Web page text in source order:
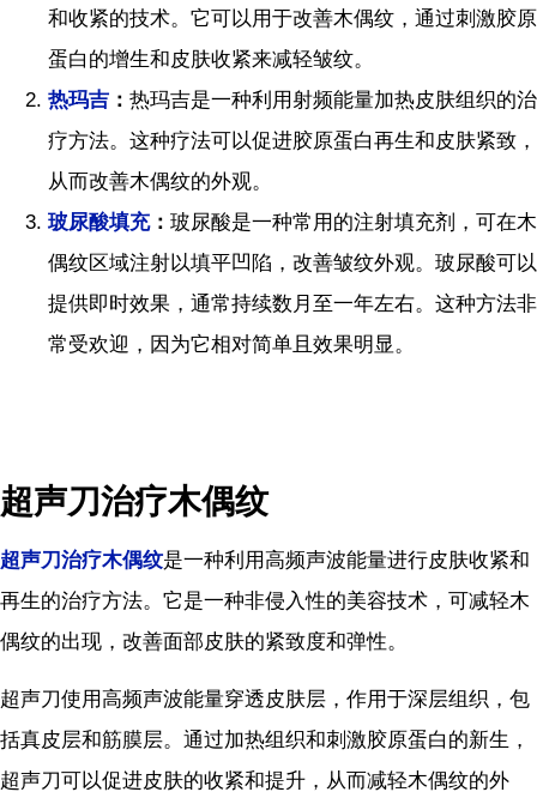
和收紧的技术。它可以用于改善木偶纹，通过刺激胶原
蛋白的增生和皮肤收紧来减轻皱纹。
热玛吉 ： 热玛吉是一种利用射频能量加热皮肤组织的治
疗方法。这种疗法可以促进胶原蛋白再生和皮肤紧致，
从而改善木偶纹的外观。
玻尿酸填充： 玻尿酸是一种常用的注射填充剂，可在木
偶纹区域注射以填平凹陷，改善皱纹外观。玻尿酸可以
提供即时效果，通常持续数月至一年左右。这种方法非
常受欢迎，因为它相对简单且效果明显。
超声刀治疗木偶纹
超声刀治疗木偶纹是一种利用高频声波能量进行皮肤收紧和
再生的治疗方法。它是一种非侵入性的美容技术，可减轻木
偶纹的出现，改善面部皮肤的紧致度和弹性。
超声刀使用高频声波能量穿透皮肤层，作用于深层组织，包
括真皮层和筋膜层。通过加热组织和刺激胶原蛋白的新生，
超声刀可以促进皮肤的收紧和提升，从而减轻木偶纹的外